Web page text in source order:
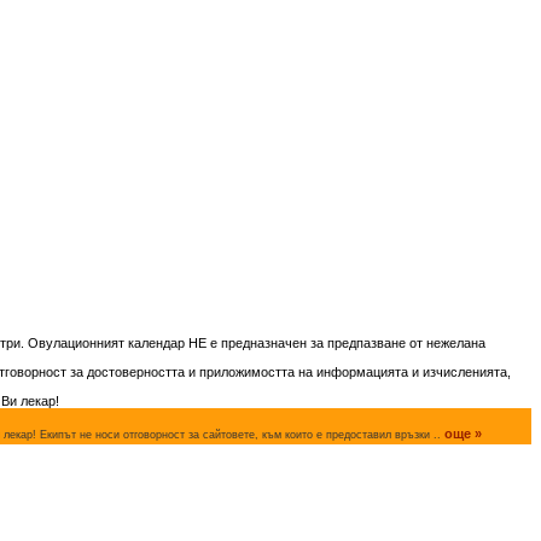
Овулационният календар НЕ е предназначен за предпазване от нежелана
за достоверността и приложимостта на информацията и изчисленията,
лекар!
Екипът не носи отговорност за сайтовете, към които е предоставил връзки .. още »